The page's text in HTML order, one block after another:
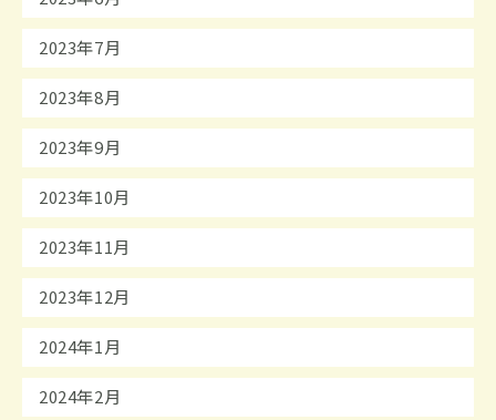
2023年7月
2023年8月
2023年9月
2023年10月
2023年11月
2023年12月
2024年1月
2024年2月